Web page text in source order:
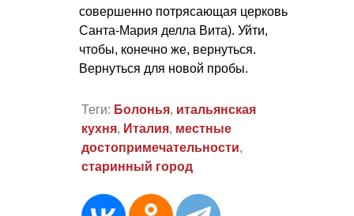
совершенно потрясающая церковь
Санта-Мария делла Вита). Уйти,
чтобы, конечно же, вернуться.
Вернуться для новой пробы.
Теги: Болонья, итальянская
кухня, Италия, местные
достопримечательности,
старинный город